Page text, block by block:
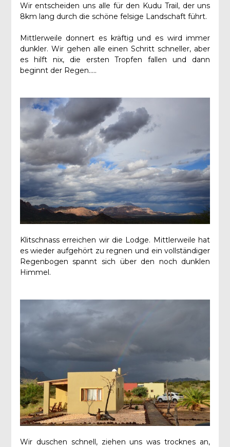
Wir entscheiden uns alle für den Kudu Trail, der uns
8km lang durch die schöne felsige Landschaft führt.
Mittlerweile donnert es kräftig und es wird immer
dunkler. Wir gehen alle einen Schritt schneller, aber
es hilft nix, die ersten Tropfen fallen und dann
beginnt der Regen…..
Klitschnass erreichen wir die Lodge. Mittlerweile hat
es wieder aufgehört zu regnen und ein vollständiger
Regenbogen spannt sich über den noch dunklen
Himmel.
Wir duschen schnell, ziehen uns was trocknes an,